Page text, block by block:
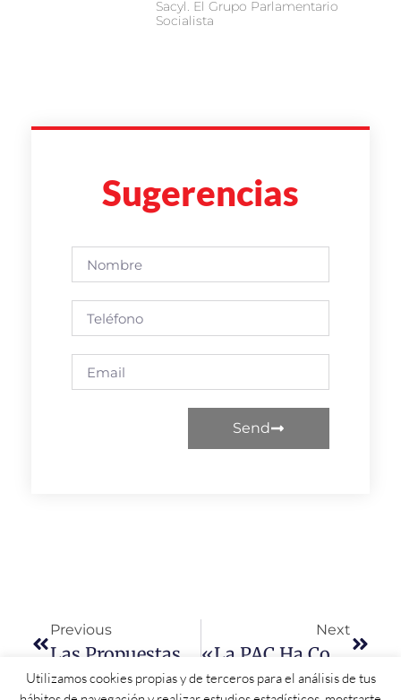
Sacyl. El Grupo Parlamentario
Socialista
Sugerencias
Send
Previous Next
Utilizamos cookies propias y de terceros para el análisis de tus